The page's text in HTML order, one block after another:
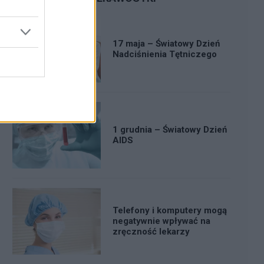
17 maja – Światowy Dzień
Nadciśnienia Tętniczego
1 grudnia – Światowy Dzień
AIDS
Telefony i komputery mogą
negatywnie wpływać na
zręczność lekarzy